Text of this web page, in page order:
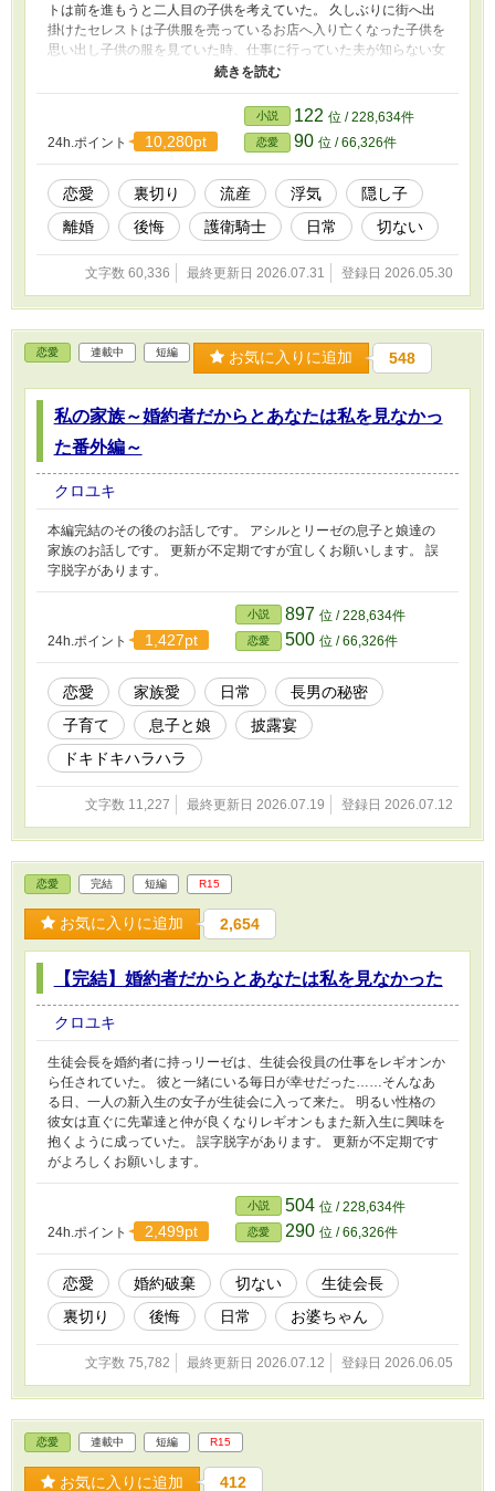
トは前を進もうと二人目の子供を考えていた。 久しぶりに街へ出
掛けたセレストは子供服を売っているお店へ入り亡くなった子供を
思い出し子供の服を見ていた時、仕事に行っていた夫が知らない女
性と小さな女の子を連れている姿を見てしまった。 誤字脱字があ
24h.ポイント 10,280pt
小説 122 位 / 228,634件
恋愛 90 位 / 66,326件
恋愛 裏切り 流産 浮気
隠し子
離婚
後悔 護衛騎士 日常 切ない
文字数 60,336 最終更新日 2026.07.31 登録日 2026.05.30
恋愛 連載中 短編 お気に入りに追加 548
私の家族～婚約者だからとあなたは私を見なかっ
た番外編～
クロユキ
本編完結のその後のお話しです。 アシルとリーゼの息子と娘達の
家族のお話しです。 更新が不定期ですが宜しくお願いします。 誤
字脱字があります。
24h.ポイント 1,427pt
小説 897 位 / 228,634件
恋愛 500 位 / 66,326件
恋愛 家族愛 日常
長男の秘密
子育て
息子と娘
披露宴
ドキドキハラハラ
文字数 11,227 最終更新日 2026.07.19 登録日 2026.07.12
恋愛 完結 短編 R15
お気に入りに追加 2,654
【完結】婚約者だからとあなたは私を見なかった
クロユキ
生徒会長を婚約者に持っリーゼは、生徒会役員の仕事をレギオンか
ら任されていた。 彼と一緒にいる毎日が幸せだった……そんなあ
る日、一人の新入生の女子が生徒会に入って来た。 明るい性格の
彼女は直ぐに先輩達と仲が良くなりレギオンもまた新入生に興味を
抱くように成っていた。 誤字脱字があります。 更新が不定期です
がよろしくお願いします。
24h.ポイント 2,499pt
小説 504 位 / 228,634件
恋愛 290 位 / 66,326件
恋愛 婚約破棄 切ない
生徒会長
裏切り
後悔 日常 お婆ちゃん
文字数 75,782 最終更新日 2026.07.12 登録日 2026.06.05
恋愛 連載中 短編 R15
お気に入りに追加 412